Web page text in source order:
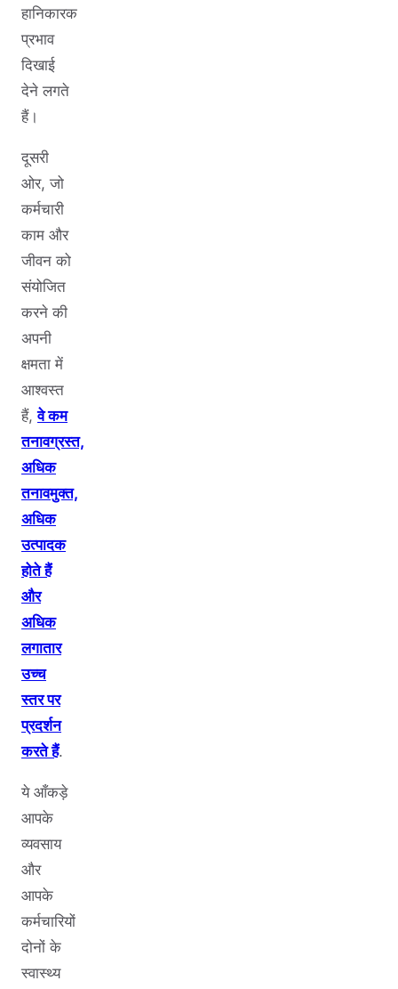
हानिकारक
प्रभाव
दिखाई
देने लगते
हैं।
दूसरी
ओर, जो
कर्मचारी
काम और
जीवन को
संयोजित
करने की
अपनी
क्षमता में
आश्वस्त
हैं,वे कम
तनावग्रस्त,
अधिक
तनावमुक्त,
अधिक
उत्पादक
होते हैं
और
अधिक
लगातार
उच्च
स्तर पर
प्रदर्शन
करते हैं.
ये आँकड़े
आपके
व्यवसाय
और
आपके
कर्मचारियों
दोनों के
स्वास्थ्य